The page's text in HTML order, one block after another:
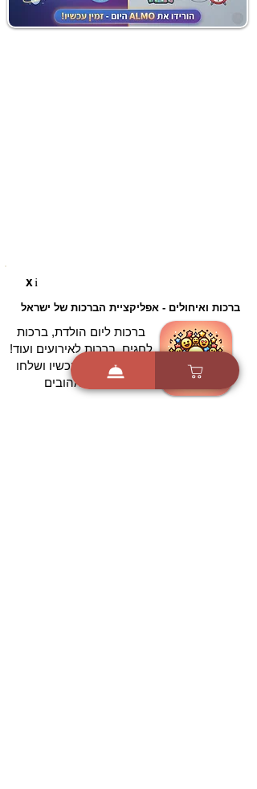
Xi
ברכות ואיחולים - אפליקציית הברכות של ישראל
ברכות ליום הולדת, ברכות
לחגים, ברכות לאירועים ועוד!
הורידו בחינם עכשיו ושלחו
ברכה לאהובים